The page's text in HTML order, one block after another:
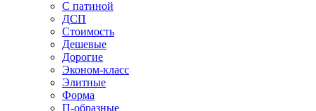
С патиной
ДСП
Стоимость
Дешевые
Дорогие
Эконом-класс
Элитные
Форма
П-образные